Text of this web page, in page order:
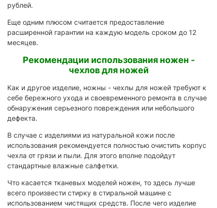
рублей.
Еще одним плюсом считается предоставление
расширенной гарантии на каждую модель сроком до 12
месяцев.
Рекомендации использования ножен -
чехлов для ножей
Как и другое изделие, ножны - чехлы для ножей требуют к
себе бережного ухода и своевременного ремонта в случае
обнаружения серьезного повреждения или небольшого
дефекта.
В случае с изделиями из натуральной кожи после
использования рекомендуется полностью очистить корпус
чехла от грязи и пыли. Для этого вполне подойдут
стандартные влажные салфетки.
Что касается тканевых моделей ножен, то здесь лучше
всего произвести стирку в стиральной машине с
использованием чистящих средств. После чего изделие